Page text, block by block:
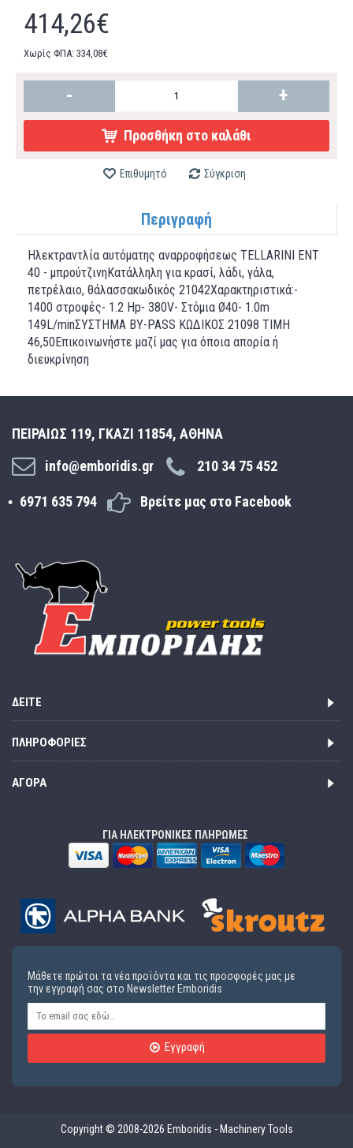
414,26€
Χωρίς ΦΠΑ: 334,08€
- +
Προσθήκη στο καλάθι
Επιθυμητό Σύγκριση
Περιγραφή
Ηλεκτραντλία αυτόματης αναρροφήσεως TELLARINI ENT
40 - μπρούτζινηΚατάλληλη για κρασί, λάδι, γάλα,
πετρέλαιο, θάλασσακωδικός 21042Χαρακτηριστικά:-
1400 στροφές- 1.2 Hp- 380V- Στόμια Ø40- 1.0m
149L/minΣΥΣΤΗΜΑ ΒΥ-PASS ΚΩΔΙΚΟΣ 21098 TIMH
46,50Επικοινωνήστε μαζί μας για όποια απορία ή
διευκρίνηση
ΠΕΙΡΑΙΩΣ 119, ΓΚΑΖΙ 11854, ΑΘΗΝΑ
info@emboridis.gr
210 34 75 452
6971 635 794 Βρείτε μας στο Facebook
ΔΕΊΤΕ
ΠΛΗΡΟΦΟΡΊΕΣ
ΑΓΟΡΆ
ΓΙΑ ΗΛΕΚΤΡΟΝΙΚΕΣ ΠΛΗΡΩΜΕΣ
Μάθετε πρώτοι τα νέα προϊόντα και τις προσφορές μας με
την εγγραφή σας στο Newsletter Emboridis
Εγγραφή
Copyright © 2008-2026 Emboridis - Machinery Tools